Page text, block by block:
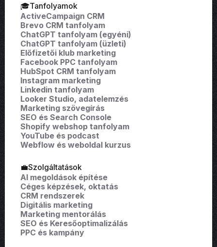
🎓Tanfolyamok
ActiveCampaign CRM
Brevo CRM tanfolyam
ChatGPT tanfolyam (egyéni)
ChatGPT tanfolyam (üzleti)
Előfizetői klub marketing
Facebook PPC tanfolyam
HubSpot CRM tanfolyam
Instagram marketing
Linkedin tanfolyam
Looker Studio, adatelemzés
Marketing szövegírás
SEO és Search Console
Shopify webshop tanfolyam
YouTube és podcast
Webflow és weboldal kurzus
💼Szolgáltatások
AI megoldások építése
Céges képzések, oktatás
CRM rendszerek
Digitális marketing
Marketing mentorálás
SEO és Keresőoptimalizálás
PPC és kampány